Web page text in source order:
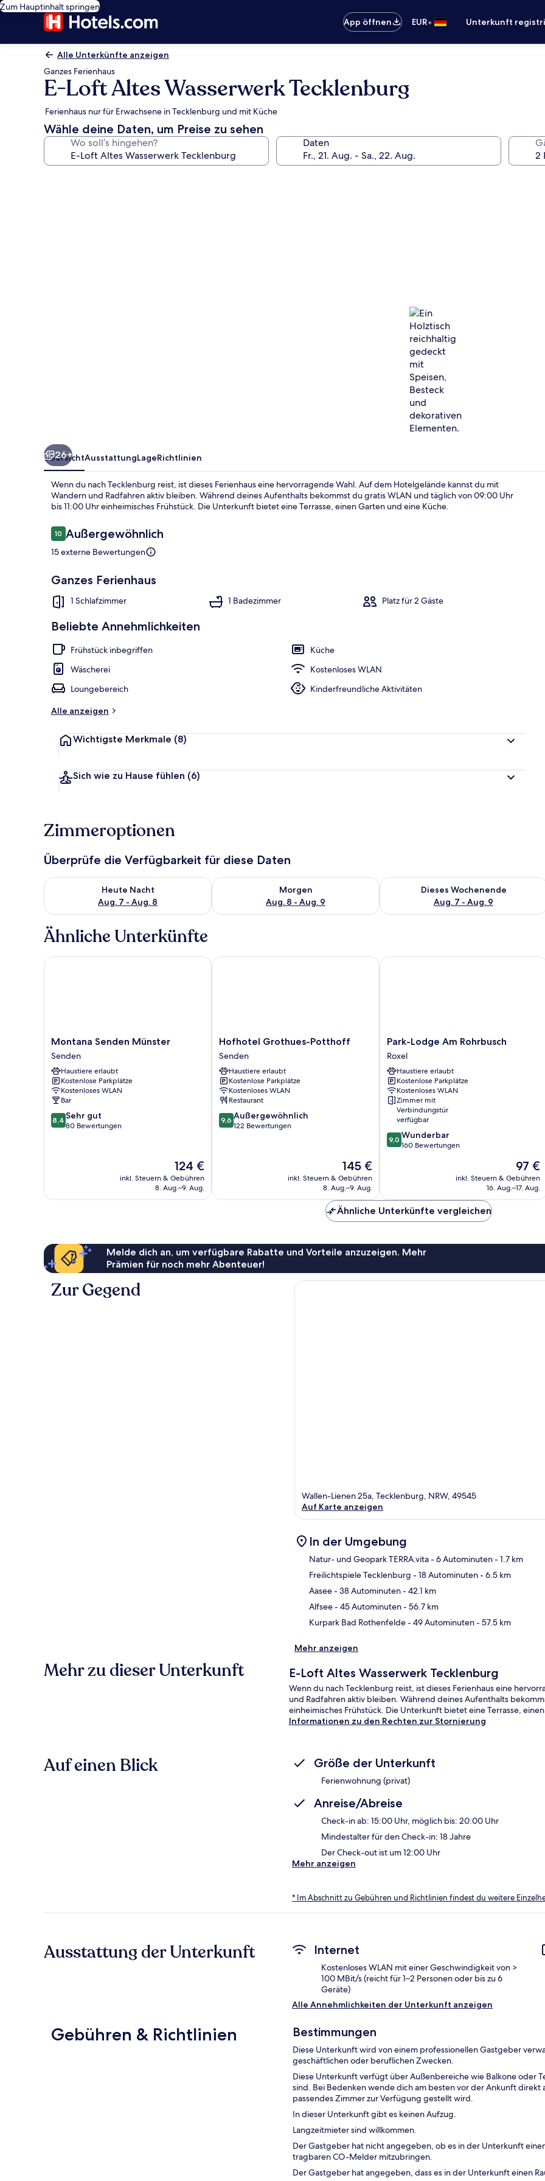
Zum Hauptinhalt springen
App öffnen
EUR• Unterkunft
Alle Unterkünfte anzeigen
Ganzes Ferienhaus
E-Loft Altes Wasserwerk Tecklenburg
Ferienhaus nur für Erwachsene in Tecklenburg und mit Küche
Wähle deine Daten, um Preise zu sehen
Wo soll’s hingehen? Daten
26+
ÜbersichtAusstattungLageRichtlinien
Wenn du nach Tecklenburg reist, ist dieses Ferienhaus eine hervorragende Wahl. Auf dem Hotelgelände kannst du mit
Wandern und Radfahren aktiv bleiben. Während deines Aufenthalts bekommst du gratis WLAN und täglich von 09:00 Uhr
bis 11:00 Uhr einheimisches Frühstück. Die Unterkunft bietet eine Terrasse, einen Garten und eine Küche.
Bewertungen
1010 von 10.
Außergewöhnlich
15 externe Bewertungen
Ganzes Ferienhaus
1 Schlafzimmer 1 Badezimmer Platz für 2 Gäste
Beliebte Annehmlichkeiten
Frühstück inbegriffen
Küche
Wäscherei
Kostenloses WLAN
Loungebereich
Kinderfreundliche Aktivitäten
Alle anzeigen
Wichtigste Merkmale (8)
Sich wie zu Hause fühlen (6)
Zimmeroptionen
Überprüfe die Verfügbarkeit für diese Daten
Heute Nacht
Aug. 7 - Aug. 8
Überprüfe die Verfügbarkeit für heute Nacht, Aug. 7 - Aug. 8.
Morgen
Aug. 8 - Aug. 9
Überprüfe die Verfügbarkeit für morgen, Aug. 8 - Aug. 9.
Dieses Wochenende
Aug. 7 - Aug. 9
Überprüfe die Verfügbarkeit für
Ähnliche Unterkünfte
Montana
Senden
Münster
Senden
Montana Senden Münster
Senden
Haustiere erlaubt
Kostenlose Parkplätze
Kostenloses WLAN
Bar
8.4
von
8,4 Sehr gut
80 Bewertungen
Der
Preis
beträgt
124 €
inkl. Steuern & Gebühren
8. Aug.–9. Aug.
Montana Senden Münster
Hofhotel
Grothues-
Potthoff
Senden
Hofhotel Grothues-Potthoff
Senden
Haustiere erlaubt
Kostenlose Parkplätze
Kostenloses WLAN
Restaurant
9.6
von
9,6 Außergewöhnlich
122 Bewertungen
Der
Preis
beträgt
145 €
inkl. Steuern & Gebühren
8. Aug.–9. Aug.
Hofhotel Grothues-Potthoff
Park-
Lodge
Am
Rohrbusch
Roxel
Park-Lodge Am Rohrbusch
Roxel
Haustiere erlaubt
Kostenlose Parkplätze
Kostenloses WLAN
Zimmer mit
Verbindungstür
verfügbar
9.0
von
9,0 Wunderbar
160 Bewertungen
Der
Preis
beträgt
97 €
inkl. Steuern & Gebühren
16. Aug.–17. Aug.
Park-Lodge Am Rohrbusch
Ähnliche Unterkünfte vergleichen
Melde dich an, um verfügbare Rabatte und Vorteile anzuzeigen. Mehr
Prämien für noch mehr Abenteuer!
Zur Gegend
Wallen-Lienen 25a, Tecklenburg, NRW, 49545
Auf Karte anzeigen
In der Umgebung
Natur- und Geopark TERRA.vita- 6 Autominuten- 1.7 km
Freilichtspiele Tecklenburg - 18 Autominuten- 6.5 km
Aasee- 38 Autominuten- 42.1 km
Alfsee- 45 Autominuten- 56.7 km
Kurpark Bad Rothenfelde- 49 Autominuten- 57.5 km
Mehr anzeigen
Mehr zu dieser Unterkunft E-Loft Altes Wasserwerk Tecklenburg
Wenn du nach Tecklenburg reist, ist dieses Ferienhaus eine
und Radfahren aktiv bleiben. Während deines Aufenthalts
einheimisches Frühstück. Die Unterkunft bietet eine Terrasse,
Informationen zu den Rechten zur Stornierung
Auf einen Blick Größe der Unterkunft
Ferienwohnung (privat)
Anreise/Abreise
Check-in ab: 15:00 Uhr, möglich bis: 20:00 Uhr
Mindestalter für den Check-in: 18 Jahre
Der Check-out ist um 12:00 Uhr
Mehr anzeigen
* Im Abschnitt zu Gebühren und Richtlinien findest du weitere
Ausstattung der Unterkunft Internet
Kostenloses WLAN mit einer Geschwindigkeit von >
100 MBit/s (reicht für 1–2 Personen oder bis zu 6
Geräte)
Alle Annehmlichkeiten der Unterkunft anzeigen
Gebühren & Richtlinien Bestimmungen
Diese Unterkunft wird von einem professionellen Gastgeber
geschäftlichen oder beruflichen Zwecken.
Diese Unterkunft verfügt über Außenbereiche wie Balkone oder
sind. Bei Bedenken wende dich am besten vor der Ankunft
passendes Zimmer zur Verfügung gestellt wird.
In dieser Unterkunft gibt es keinen Aufzug.
Langzeitmieter sind willkommen.
Der Gastgeber hat nicht angegeben, ob es in der Unterkunft
tragbaren CO-Melder mitzubringen.
Der Gastgeber hat angegeben, dass es in der Unterkunft einen